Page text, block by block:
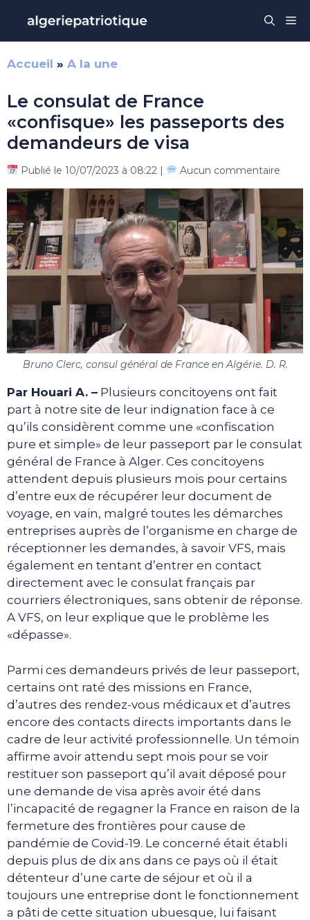
contenu
Accueil » A la une
Le consulat de France
«confisque» les passeports des
demandeurs de visa
Publié le 10/07/2023 à 08:22 | Aucun commentaire
Bruno Clerc, consul général de France en Algérie. D. R.
Par Houari A. – Plusieurs concitoyens ont fait
part à notre site de leur indignation face à ce
qu’ils considèrent comme une «confiscation
pure et simple» de leur passeport par le consulat
général de France à Alger. Ces concitoyens
attendent depuis plusieurs mois pour certains
d’entre eux de récupérer leur document de
voyage, en vain, malgré toutes les démarches
entreprises auprès de l’organisme en charge de
réceptionner les demandes, à savoir VFS, mais
également en tentant d’entrer en contact
directement avec le consulat français par
courriers électroniques, sans obtenir de réponse.
A VFS, on leur explique que le problème les
«dépasse».
Parmi ces demandeurs privés de leur passeport,
certains ont raté des missions en France,
d’autres des rendez-vous médicaux et d’autres
encore des contacts directs importants dans le
cadre de leur activité professionnelle. Un témoin
affirme avoir attendu sept mois pour se voir
restituer son passeport qu’il avait déposé pour
une demande de visa après avoir été dans
l’incapacité de regagner la France en raison de la
fermeture des frontières pour cause de
pandémie de Covid-19. Le concerné était établi
depuis plus de dix ans dans ce pays où il était
détenteur d’une carte de séjour et où il a
toujours une entreprise dont le fonctionnement
a pâti de cette situation ubuesque, lui faisant